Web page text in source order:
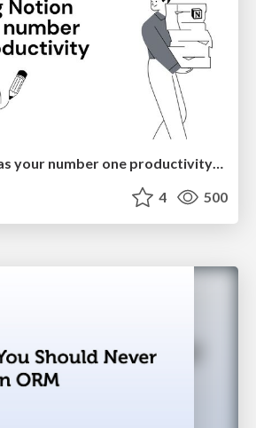
Utilizing Notion as your number one productivity tool
4 500